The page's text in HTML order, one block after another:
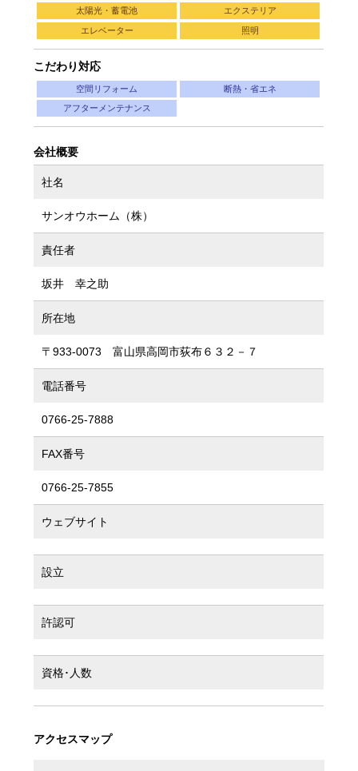
太陽光・蓄電池 エクステリア
エレベーター 照明
こだわり対応
空間リフォーム 断熱・省エネ
アフターメンテナンス
会社概要
社名
サンオウホーム（株）
責任者
坂井 幸之助
所在地
〒933-0073 富山県高岡市荻布６３２－７
電話番号
0766-25-7888
FAX番号
0766-25-7855
ウェブサイト
設立
許認可
資格･人数
アクセスマップ